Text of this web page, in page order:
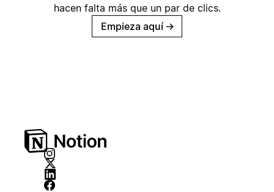
hacen falta más que un par de clics.
Empieza aquí →